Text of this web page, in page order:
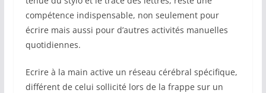
compétence indispensable, non seulement pour
écrire mais aussi pour d’autres activités manuelles
quotidiennes.
Ecrire à la main active un réseau cérébral spécifique,
différent de celui sollicité lors de la frappe sur un